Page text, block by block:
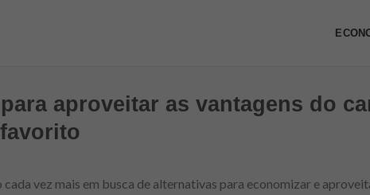
aproveitar as vantagens do
cada vez mais em busca de alternativas para economizar e